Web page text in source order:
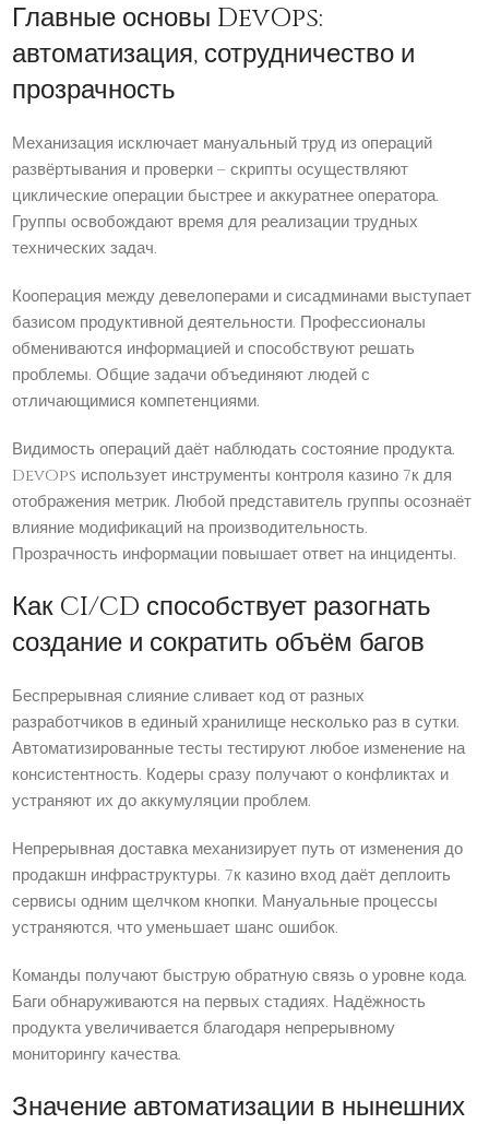
Главные основы DevOps:
автоматизация, сотрудничество и
прозрачность
Механизация исключает мануальный труд из операций
развёртывания и проверки – скрипты осуществляют
циклические операции быстрее и аккуратнее оператора.
Группы освобождают время для реализации трудных
технических задач.
Кооперация между девелоперами и сисадминами выступает
базисом продуктивной деятельности. Профессионалы
обмениваются информацией и способствуют решать
проблемы. Общие задачи объединяют людей с
отличающимися компетенциями.
Видимость операций даёт наблюдать состояние продукта.
DevOps использует инструменты контроля казино 7к для
отображения метрик. Любой представитель группы осознаёт
влияние модификаций на производительность.
Прозрачность информации повышает ответ на инциденты.
Как CI/CD способствует разогнать
создание и сократить объём багов
Беспрерывная слияние сливает код от разных
разработчиков в единый хранилище несколько раз в сутки.
Автоматизированные тесты тестируют любое изменение на
консистентность. Кодеры сразу получают о конфликтах и
устраняют их до аккумуляции проблем.
Непрерывная доставка механизирует путь от изменения до
продакшн инфраструктуры. 7к казино вход даёт деплоить
сервисы одним щелчком кнопки. Мануальные процессы
устраняются, что уменьшает шанс ошибок.
Команды получают быструю обратную связь о уровне кода.
Баги обнаруживаются на первых стадиях. Надёжность
продукта увеличивается благодаря непрерывному
мониторингу качества.
Значение автоматизации в нынешних